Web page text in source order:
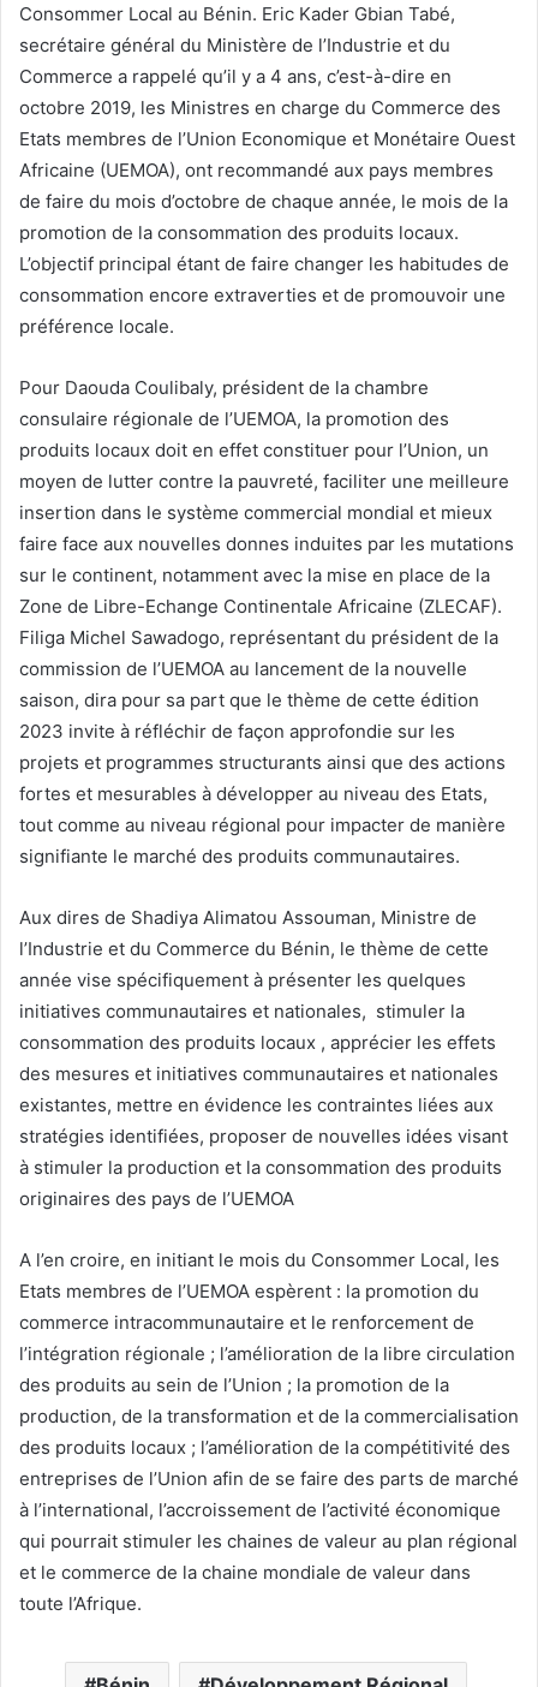
Consommer Local au Bénin. Eric Kader Gbian Tabé,
secrétaire général du Ministère de l’Industrie et du
Commerce a rappelé qu’il y a 4 ans, c’est-à-dire en
octobre 2019, les Ministres en charge du Commerce des
Etats membres de l’Union Economique et Monétaire Ouest
Africaine (UEMOA), ont recommandé aux pays membres
de faire du mois d’octobre de chaque année, le mois de la
promotion de la consommation des produits locaux.
L’objectif principal étant de faire changer les habitudes de
consommation encore extraverties et de promouvoir une
préférence locale.
Pour Daouda Coulibaly, président de la chambre
consulaire régionale de l’UEMOA, la promotion des
produits locaux doit en effet constituer pour l’Union, un
moyen de lutter contre la pauvreté, faciliter une meilleure
insertion dans le système commercial mondial et mieux
faire face aux nouvelles donnes induites par les mutations
sur le continent, notamment avec la mise en place de la
Zone de Libre-Echange Continentale Africaine (ZLECAF).
Filiga Michel Sawadogo, représentant du président de la
commission de l’UEMOA au lancement de la nouvelle
saison, dira pour sa part que le thème de cette édition
2023 invite à réfléchir de façon approfondie sur les
projets et programmes structurants ainsi que des actions
fortes et mesurables à développer au niveau des Etats,
tout comme au niveau régional pour impacter de manière
signifiante le marché des produits communautaires.
Aux dires de Shadiya Alimatou Assouman, Ministre de
l’Industrie et du Commerce du Bénin, le thème de cette
année vise spécifiquement à présenter les quelques
initiatives communautaires et nationales, stimuler la
consommation des produits locaux , apprécier les effets
des mesures et initiatives communautaires et nationales
existantes, mettre en évidence les contraintes liées aux
stratégies identifiées, proposer de nouvelles idées visant
à stimuler la production et la consommation des produits
originaires des pays de l’UEMOA
A l’en croire, en initiant le mois du Consommer Local, les
Etats membres de l’UEMOA espèrent : la promotion du
commerce intracommunautaire et le renforcement de
l’intégration régionale ; l’amélioration de la libre circulation
des produits au sein de l’Union ; la promotion de la
production, de la transformation et de la commercialisation
des produits locaux ; l’amélioration de la compétitivité des
entreprises de l’Union afin de se faire des parts de marché
à l’international, l’accroissement de l’activité économique
qui pourrait stimuler les chaines de valeur au plan régional
et le commerce de la chaine mondiale de valeur dans
toute l’Afrique.